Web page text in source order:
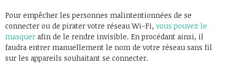
Pour empêcher les personnes malintentionnées de se
connecter ou de pirater votre réseau Wi-Fi, vous pouvez le
masquer afin de le rendre invisible. En procédant ainsi, il
faudra entrer manuellement le nom de votre réseau sans fil
sur les appareils souhaitant se connecter.